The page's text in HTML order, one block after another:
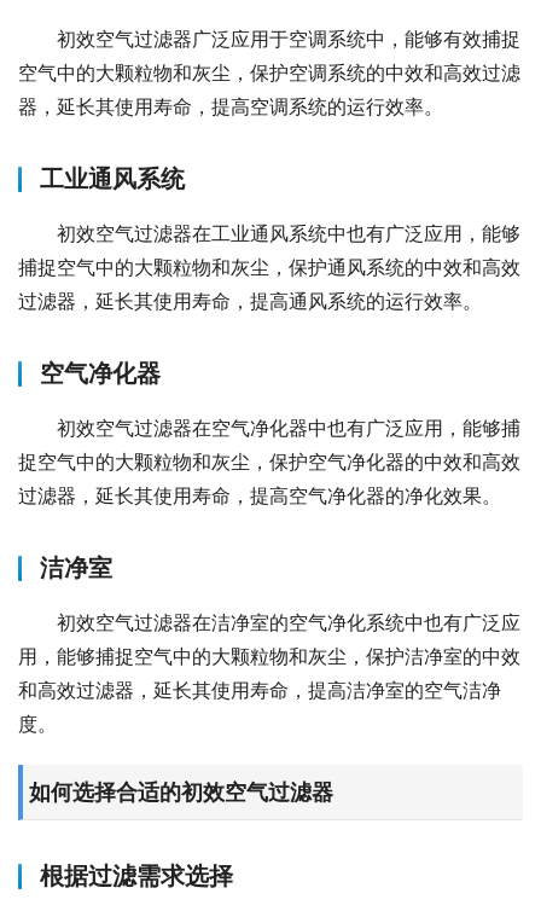
初效空气过滤器广泛应用于空调系统中，能够有效捕捉
空气中的大颗粒物和灰尘，保护空调系统的中效和高效过滤
器，延长其使用寿命，提高空调系统的运行效率。
工业通风系统
初效空气过滤器在工业通风系统中也有广泛应用，能够
捕捉空气中的大颗粒物和灰尘，保护通风系统的中效和高效
过滤器，延长其使用寿命，提高通风系统的运行效率。
空气净化器
初效空气过滤器在空气净化器中也有广泛应用，能够捕
捉空气中的大颗粒物和灰尘，保护空气净化器的中效和高效
过滤器，延长其使用寿命，提高空气净化器的净化效果。
洁净室
初效空气过滤器在洁净室的空气净化系统中也有广泛应
用，能够捕捉空气中的大颗粒物和灰尘，保护洁净室的中效
和高效过滤器，延长其使用寿命，提高洁净室的空气洁净
度。
如何选择合适的初效空气过滤器
根据过滤需求选择